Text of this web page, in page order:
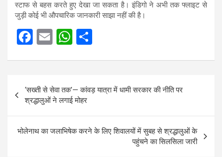
स्टाफ से बहस करते हुए देखा जा सकता है। इंडिगो ने अभी तक फ्लाइट से
जुड़ी कोई भी औपचारिक जानकारी साझा नहीं की है।
F
b
o
o
k
E
W
s
A
p
p
e
navigation
‘सख्ती से सेवा तक’— कांवड़ यात्रा में धामी सरकार की नीति पर
श्रद्धालुओं ने लगाई मोहर
भोलेनाथ का जलाभिषेक करने के लिए शिवालयों में सुबह से श्रद्धालुओं के
पहुंचने का सिलसिला जारी